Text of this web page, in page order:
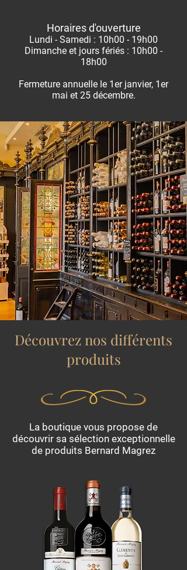
Horaires d'ouverture
Lundi - Samedi : 10h00 - 19h00
Dimanche et jours fériés : 10h00 -
18h00
Fermeture annuelle le 1er janvier, 1er
mai et 25 décembre.
Découvrez nos différents
produits
La boutique vous propose de
découvrir sa sélection exceptionnelle
de produits Bernard Magrez